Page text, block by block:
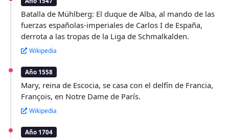
Batalla de Mühlberg: El duque de Alba, al mando de las
fuerzas españolas-imperiales de Carlos I de España,
derrota a las tropas de la Liga de Schmalkalden.
Wikipedia
Año 1558
Mary, reina de Escocia, se casa con el delfín de Francia,
François, en Notre Dame de París.
Wikipedia
Año 1704